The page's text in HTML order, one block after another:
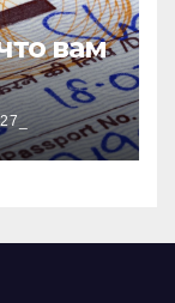
вам